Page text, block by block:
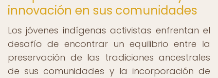
innovación en sus comunidades
Los jóvenes indígenas activistas enfrentan el
desafío de encontrar un equilibrio entre la
preservación de las tradiciones ancestrales
de sus comunidades y la incorporación de